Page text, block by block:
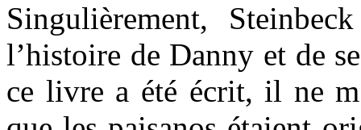
Singulièrement,
l’histoire de Danny et de
ce livre a été écrit, il ne